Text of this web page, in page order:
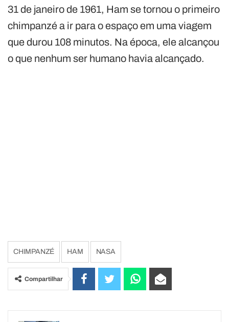
31 de janeiro de 1961, Ham se tornou o primeiro
chimpanzé a ir para o espaço em uma viagem
que durou 108 minutos. Na época, ele alcançou
o que nenhum ser humano havia alcançado.
CHIMPANZÉ HAM NASA
Compartilhar